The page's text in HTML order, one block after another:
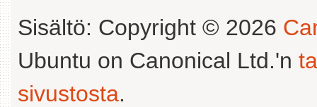
Sisältö: Copyright © 2026
Ubuntu on Canonical Ltd.'n
sivustosta.